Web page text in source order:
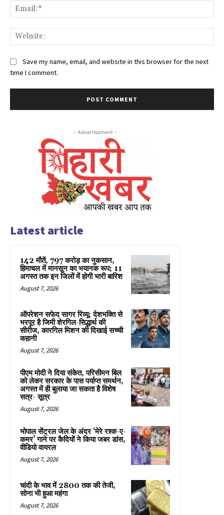
Save my name, email, and website in this browser for the next
time I comment.
- Advertisement -
Latest article
142 मौतें, 797 करोड़ का नुकसान,
हिमाचल में मानसून का भयानक रूप; 11
अगस्त तक इन जिलों में होगी भारी बारिश
August 7, 2026
ऑपरेशन सफेद सागर रिव्यू: देशभक्ति से
भरपूर है जिमी शेरगिल-सिद्धार्थ की
सीरीज, कारगिल मिशन की दिखाई सच्ची
कहानी
August 7, 2026
पीएम मोदी ने दिया संकेत, परिसीमन बिल
को लेकर सरकार के पास पर्याप्त समर्थन,
अगस्त में ही बुलाया जा सकता है विशेष
सत्र- सूत्र
August 7, 2026
भोपाल सेंट्रल जेल के अंदर ‘मेरे रश्क-ए-
कमर’ गाने पर कैदियों ने किया जबर डांस,
वीडियो वायरल
August 7, 2026
चांदी के भाव में ₹2800 तक की तेजी,
सोना भी हुआ महंगा
August 7, 2026